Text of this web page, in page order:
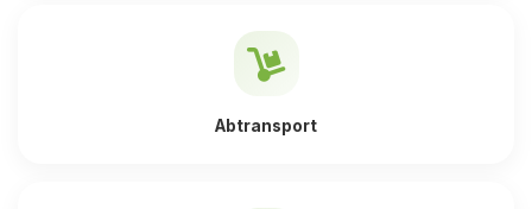
Abtransport